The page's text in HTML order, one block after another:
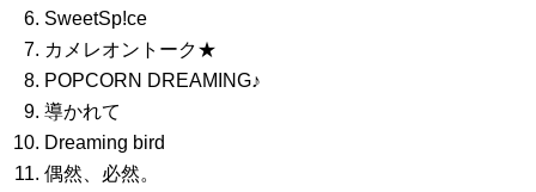
SweetSp!ce
カメレオントーク★
POPCORN DREAMING♪
導かれて
Dreaming bird
偶然、必然。